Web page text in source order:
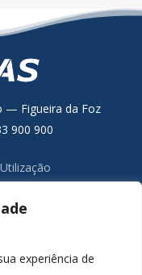
experiência de
— Figueira da Foz
900 900
de Consumo